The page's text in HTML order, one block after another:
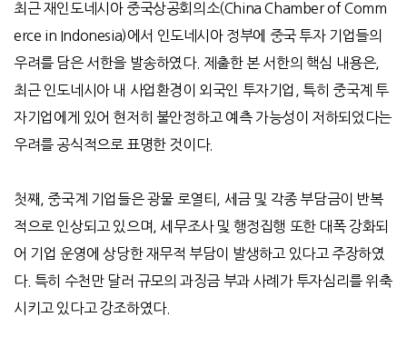
최근 재인도네시아 중국상공회의소(China Chamber of Comm
erce in Indonesia)에서 인도네시아 정부에 중국 투자 기업들의
우려를 담은 서한을 발송하였다. 제출한 본 서한의 핵심 내용은,
최근 인도네시아 내 사업환경이 외국인 투자기업, 특히 중국계 투
자기업에게 있어 현저히 불안정하고 예측 가능성이 저하되었다는
우려를 공식적으로 표명한 것이다.
첫째, 중국계 기업들은 광물 로열티, 세금 및 각종 부담금이 반복
적으로 인상되고 있으며, 세무조사 및 행정집행 또한 대폭 강화되
어 기업 운영에 상당한 재무적 부담이 발생하고 있다고 주장하였
다. 특히 수천만 달러 규모의 과징금 부과 사례가 투자심리를 위축
시키고 있다고 강조하였다.